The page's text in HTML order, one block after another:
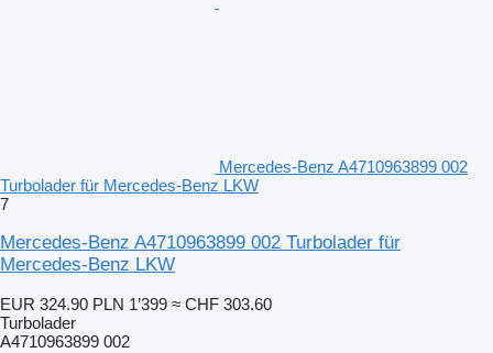
Mercedes-Benz A4710963899 002
Turbolader für Mercedes-Benz LKW
7
Mercedes-Benz A4710963899 002 Turbolader für
Mercedes-Benz LKW
EUR 324.90 PLN 1’399 ≈ CHF 303.60
Turbolader
A4710963899 002